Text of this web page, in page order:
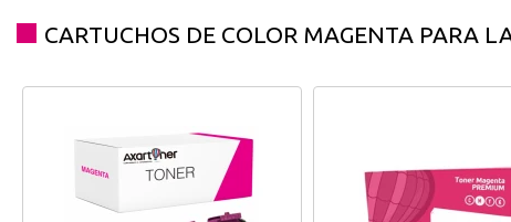
CARTUCHOS DE COLOR MAGENTA PARA